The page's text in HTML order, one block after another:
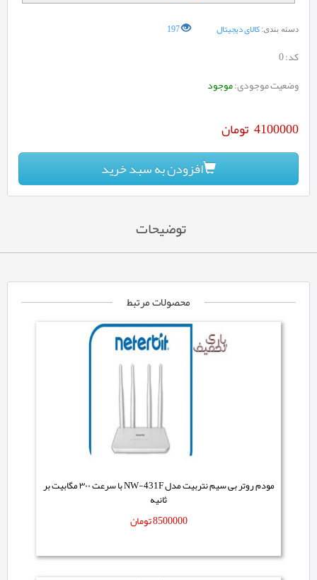
دسته بندی: کالای دیجیتال 197
کد:0
وضعیت موجودی:موجود
4100000 تومان
افزودن به سبد خرید
توضیحات
محصولات مرتبط
مودم روتر بی سیم نتربیت مدل NW-431F با سرعت ۳۰۰ مگابیت بر
ثانیه
8500000تومان